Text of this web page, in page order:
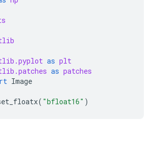
as plt
as patches
Image
( "bfloat16" )